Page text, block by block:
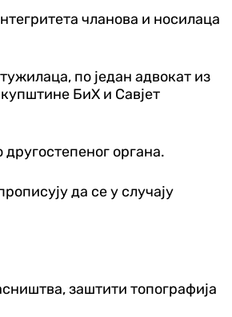
чланова и носилаца
по један адвокат из
БиХ и Савјет
органа.
да се у случају
заштити топографија